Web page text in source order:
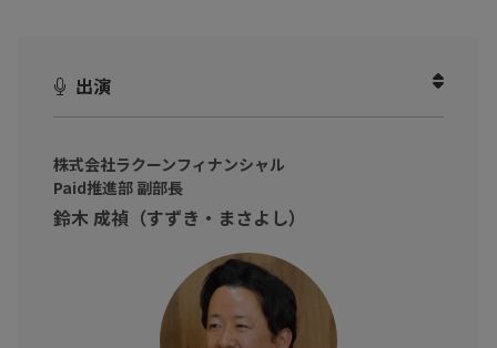
「掛け払いの限度額がネックになっている」
――そんな“決済まわり”が原因で、チャンスを逃しているケースは少
なくありません。
「決済の幅を広げるだけで、なぜ売上げが変わるのか」
「法人取引で当たり前の“掛け払い”が、ECではどう効いてくるの
出演
株式会社ラクーンフィナンシャル
Paid推進部 副部長
鈴木 成禎（すずき・まさよし）